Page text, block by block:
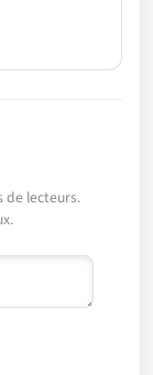
de lecteurs.